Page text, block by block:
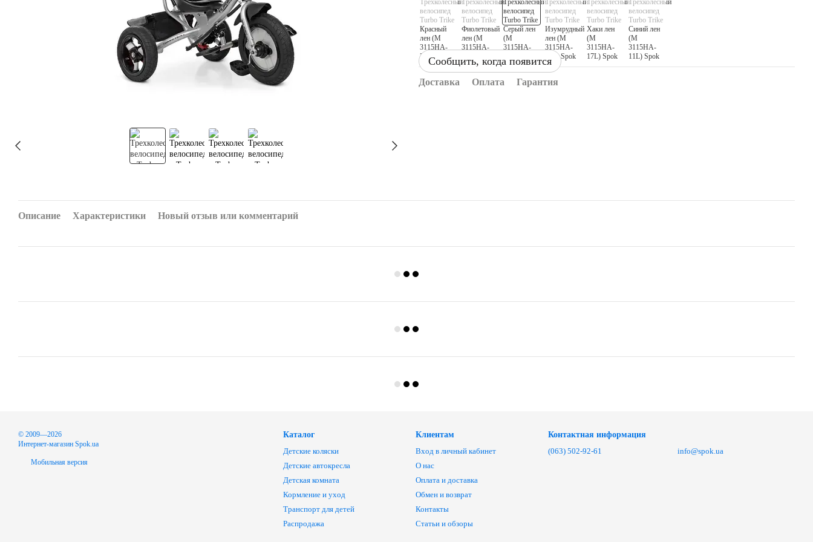
Сообщить, когда появится
Доставка Оплата Гарантия
Описание Характеристики Новый отзыв или комментарий
© 2009—2026
Интернет-магазин Spok.ua
Мобильная версия
Каталог
Детские коляски
Детские автокресла
Детская комната
Кормление и уход
Транспорт для детей
Распродажа
Клиентам
Вход в личный кабинет
О нас
Оплата и доставка
Обмен и возврат
Контакты
Статьи и обзоры
Контактная информация
(063) 502-92-61
info@spok.ua